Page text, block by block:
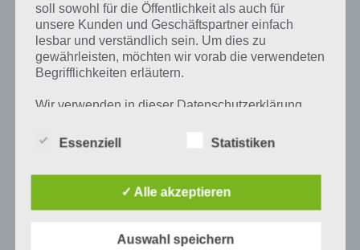
Auf WhatsApp teilen Teilen auf Facebook
Tweet auf Twitter
soll sowohl für die Öffentlichkeit als auch für
unsere Kunden und Geschäftspartner einfach
lesbar und verständlich sein. Um dies zu
gewährleisten, möchten wir vorab die verwendeten
Begrifflichkeiten erläutern.
Wir verwenden in dieser Datenschutzerklärung
a) personenbezogene Daten
Informationen, die sich auf eine identifizierte
Essenziell Statistiken
✓ Alle akzeptieren
Auswahl speichern